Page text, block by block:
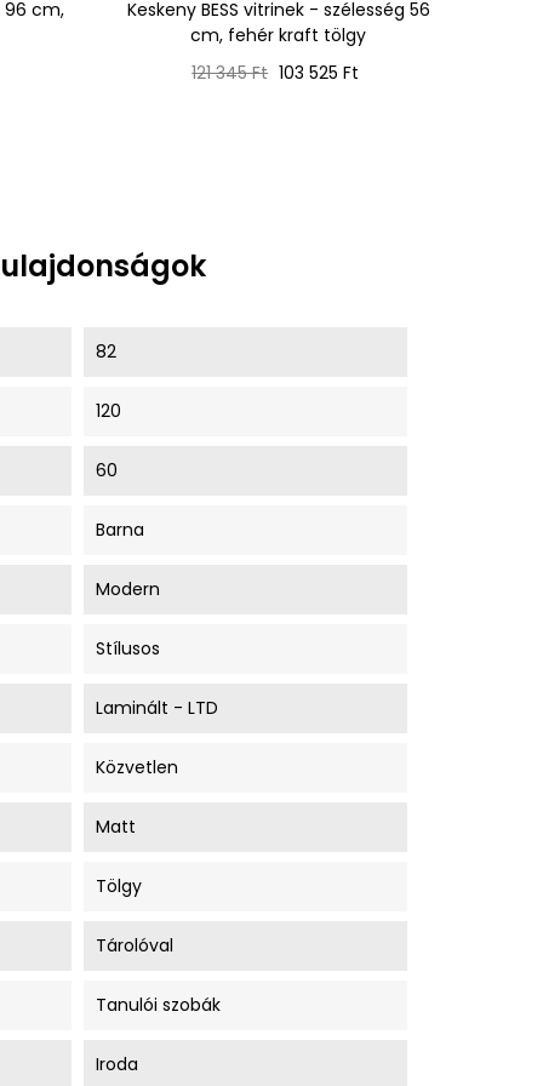
96 cm,
Keskeny BESS vitrinek - szélesség 56
cm, fehér kraft tölgy
Normál
121 345 Ft Ár
103 525 Ft
82
120
60
Barna
Modern
Stílusos
Laminált - LTD
Közvetlen
Matt
Tölgy
Tárolóval
Tanulói szobák
Iroda